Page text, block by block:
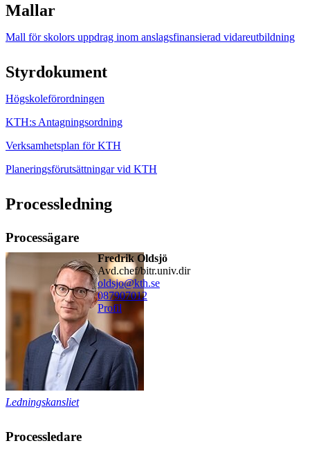
Mallar
Mall för skolors uppdrag inom anslagsfinansierad vidareutbildning
Styrdokument
Högskoleförordningen
KTH:s Antagningsordning
Verksamhetsplan för KTH
Planeringsförutsättningar vid KTH
Processledning
Processägare
Fredrik Oldsjö
avd.chef/bitr.univ.dir
oldsjo@kth.se
087907012
Profil
Ledningskansliet
Processledare